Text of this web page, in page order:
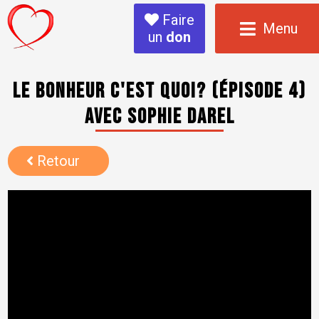
Faire
un don Menu
Le bonheur c'est quoi? (épisode 4)
avec Sophie Darel
Retour